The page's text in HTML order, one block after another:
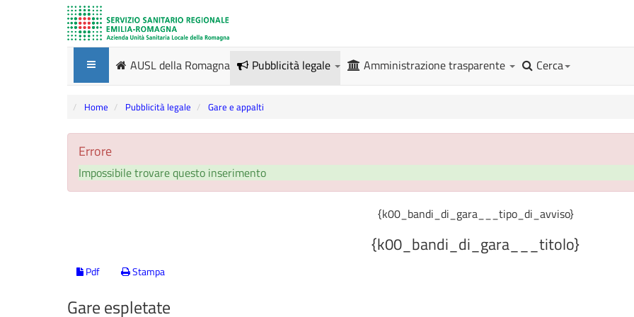
AUSL della Romagna Pubblicità legale Amministrazione trasparente Cerca
Home Pubblicità legale Gare e appalti
Errore
Impossibile trovare questo inserimento
{k00_bandi_di_gara___tipo_di_avviso}
{k00_bandi_di_gara___titolo}
Pdf Stampa
Gare espletate